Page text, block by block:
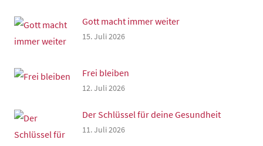
Gott macht immer weiter
15. Juli 2026
Frei bleiben
12. Juli 2026
Der Schlüssel für deine Gesundheit
11. Juli 2026